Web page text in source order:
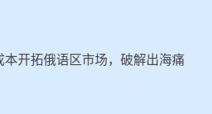
开拓俄语区市场，破解出海痛